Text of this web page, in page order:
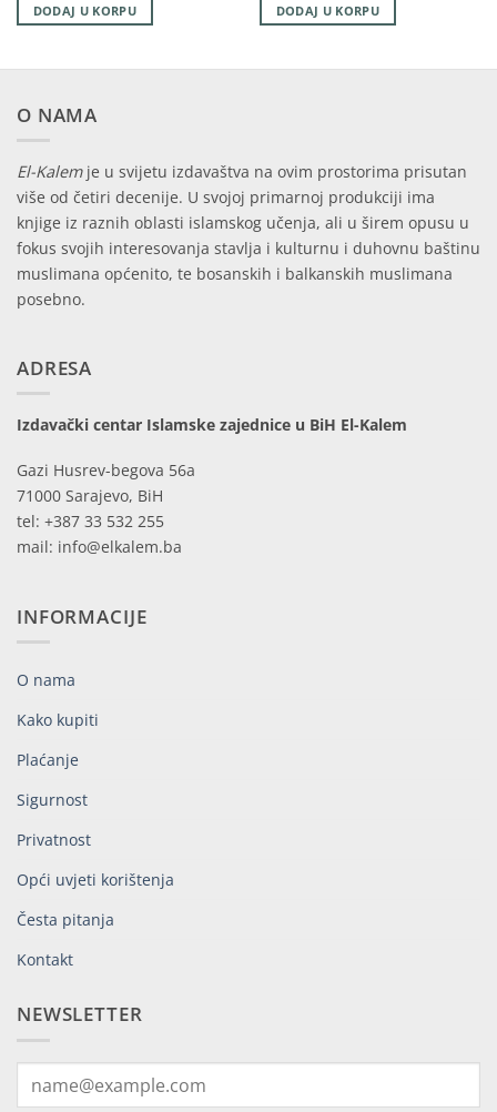
DODAJ U KORPU
DODAJ U KORPU
O NAMA
El-Kalemje u svijetu izdavaštva na ovim prostorima prisutan
više od četiri decenije. U svojoj primarnoj produkciji ima
knjige iz raznih oblasti islamskog učenja, ali u širem opusu u
fokus svojih interesovanja stavlja i kulturnu i duhovnu baštinu
muslimana općenito, te bosanskih i balkanskih muslimana
posebno.
ADRESA
Izdavački centar Islamske zajednice u BiH El-Kalem
Gazi Husrev-begova 56a
71000 Sarajevo, BiH
tel: +387 33 532 255
mail: info@elkalem.ba
INFORMACIJE
O nama
Kako kupiti
Plaćanje
Sigurnost
Privatnost
Opći uvjeti korištenja
Česta pitanja
Kontakt
NEWSLETTER